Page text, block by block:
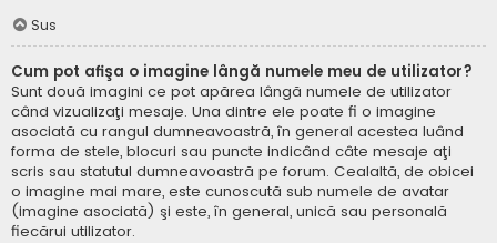
Sus
Cum pot afişa o imagine lângă numele meu de utilizator?
Sunt două imagini ce pot apărea lângă numele de utilizator
când vizualizaţi mesaje. Una dintre ele poate fi o imagine
asociată cu rangul dumneavoastră, în general acestea luând
forma de stele, blocuri sau puncte indicând câte mesaje aţi
scris sau statutul dumneavoastră pe forum. Cealaltă, de obicei
o imagine mai mare, este cunoscută sub numele de avatar
(imagine asociată) şi este, în general, unică sau personală
fiecărui utilizator.